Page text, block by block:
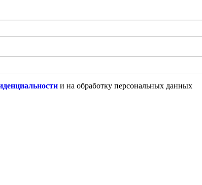
и на обработку персональных данных